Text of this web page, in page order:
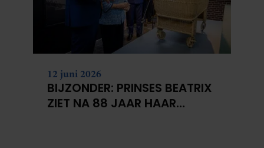
12 juni 2026
BIJZONDER: PRINSES BEATRIX
ZIET NA 88 JAAR HAAR